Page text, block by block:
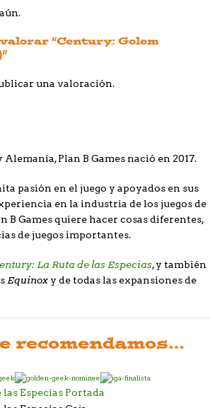
“Century: Golem
una valoración.
Alemania, Plan B Games nació en 2017.
pasión en el juego y apoyados en sus
en la industria de los juegos de
B Games quiere hacer cosas diferentes,
de juegos importantes.
La Ruta de las Especias, y también
Equinox y de todas las expansiones de
recomendamos…